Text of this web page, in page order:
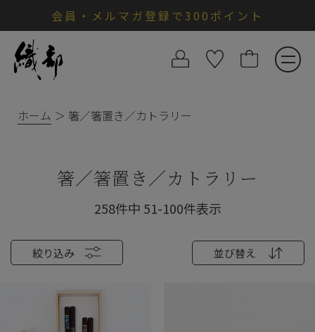
会員・メルマガ登録で300ポイント
ホーム 箸／箸置き／カトラリー
箸／箸置き／カトラリー
絞り込み 並び替え
258件中 51-100件表示